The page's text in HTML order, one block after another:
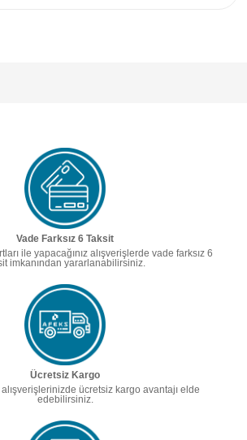
Vade Farksız 6 Taksit
ile yapacağınız alışverişlerde vade farksız 6
imkanından yararlanabilirsiniz.
Ücretsiz Kargo
ücretsiz kargo avantajı elde
edebilirsiniz.